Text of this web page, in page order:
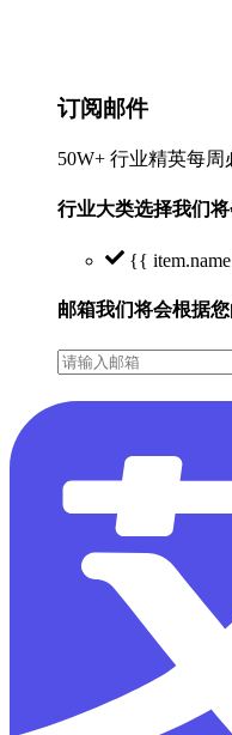
订阅邮件
50W+ 行业精英每
行业大类选择我们
{{
邮箱我们将会根据您